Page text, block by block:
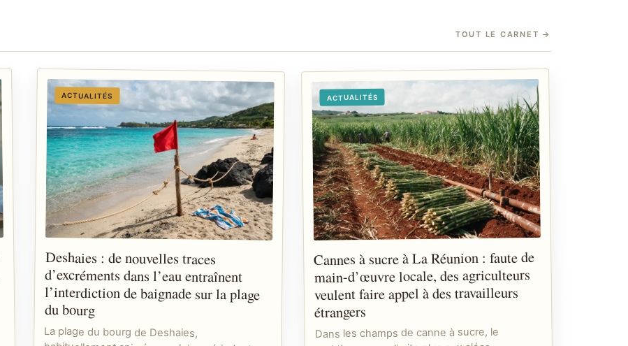
TOUT LE CARNET →
ACTUALITÉS
Deshaies : de nouvelles traces
d’excréments dans l’eau entraînent
l’interdiction de baignade sur la plage
du bourg
La plage du bourg de Deshaies,
habituellement animée en pleine période de
ACTUALITÉS
Cannes à sucre à La Réunion : faute de
main-d’œuvre locale, des agriculteurs
veulent faire appel à des travailleurs
étrangers
Dans les champs de canne à sucre, le